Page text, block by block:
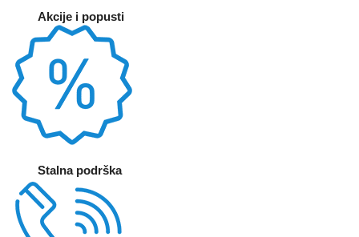
Akcije i popusti
Stalna podrška